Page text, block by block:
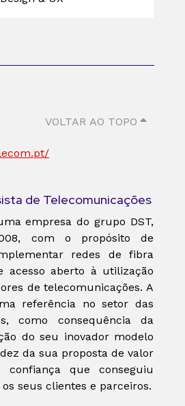
VOLTAR AO TOPO
de Telecomunicações
empresa do grupo DST,
com o propósito de
redes de fibra
acesso aberto à utilização
de telecomunicações. A
referência no setor das
como consequência da
do seu inovador modelo
da sua proposta de valor
que conseguiu
seus clientes e parceiros.